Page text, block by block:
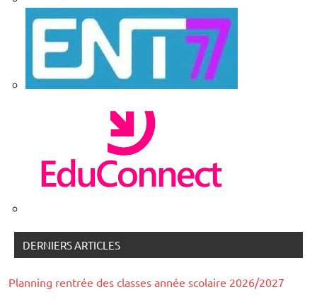
DERNIERS ARTICLES
Planning rentrée des classes année scolaire 2026/2027